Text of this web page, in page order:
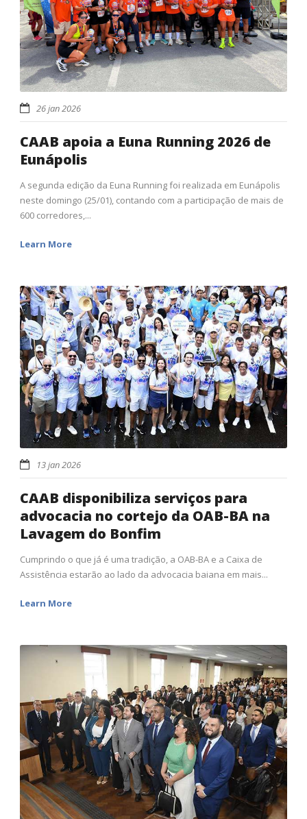
26 jan 2026
CAAB apoia a Euna Running 2026 de
Eunápolis
A segunda edição da Euna Running foi realizada em Eunápolis
neste domingo (25/01), contando com a participação de mais de
600 corredores,...
Learn More
13 jan 2026
CAAB disponibiliza serviços para
advocacia no cortejo da OAB-BA na
Lavagem do Bonfim
Cumprindo o que já é uma tradição, a OAB-BA e a Caixa de
Assistência estarão ao lado da advocacia baiana em mais...
Learn More